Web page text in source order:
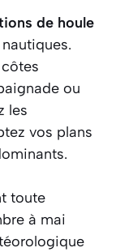
de houle
ou
les
vos plans
toute
à mai